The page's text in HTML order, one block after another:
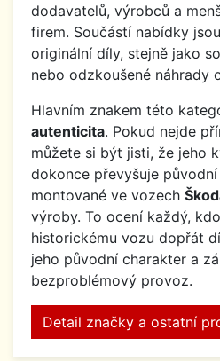
dodavatelů, výrobců a
firem. Součástí nabídky
originální díly, stejně jako
nebo odzkoušené náhrady
Hlavním znakem této
autenticita. Pokud nejde
můžete si být jisti, že jeho
dokonce převyšuje
montované ve vozech
výroby. To ocení každý,
historickému vozu dopřát
jeho původní charakter a
bezproblémový provoz.
Detail značky a ostatní